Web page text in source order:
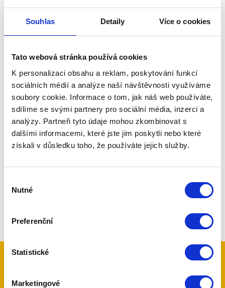
Souhlas Detaily Více o cookies
Tato webová stránka používá cookies
K personalizaci obsahu a reklam, poskytování funkcí
sociálních médií a analýze naší návštěvnosti využíváme
soubory cookie. Informace o tom, jak náš web používáte,
sdílíme se svými partnery pro sociální média, inzerci a
analýzy. Partneři tyto údaje mohou zkombinovat s
dalšími informacemi, které jste jim poskytli nebo které
získali v důsledku toho, že používáte jejich služby.
souhlasu
Nutné
Preferenční
Statistické
Marketingové
vyrábí elektronické systémy pro zabezpečení
objektů, automobilů a prvky automatizační techniky.
působnost převážně pro kraje
Královehradecký.
Prokoncového zákazníkapak nabízíme především
komplexní služby v problematice zabezpečení
objektů a automobilů, jako je poradenství, komplexní
návrhy zabezpečení, zajištění projektů, objednávky
kvalifikovaných montáží, revizí a servisů. Ve vzorkové